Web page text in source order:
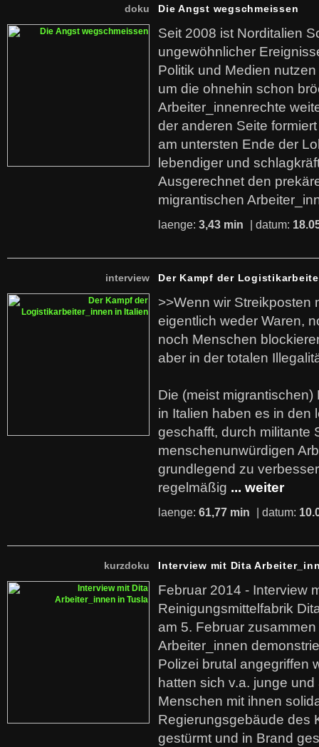
doku Die Angst wegschmeissen
Seit 2008 ist Norditalien
ungewöhnlicher
Politik und Medien
um die ohnehin schon
Arbeiter_innenrechte
der anderen Seite
am untersten Ende der
lebendiger und
Ausgerechnet den
migrantischen
laenge: 3,43 min | datum:
interview Der Kampf der
>>Wenn wir Streikposten
eigentlich weder Waren,
noch Menschen
aber in der totalen
Die (meist
in Italien haben es in den
geschafft, durch militante
menschenunwürdigen
grundlegend zu
regelmäßig ... weiter
laenge: 61,77 min | datum:
kurzdoku Interview mit Dita
Februar 2014 - Interview
Reinigungsmittelfabrik
am 5. Februar
Arbeiter_innen
Polizei brutal angegriffen
hatten sich v.a. junge
Menschen mit ihnen
Regierungsgebäude des
gestürmt und in Brand